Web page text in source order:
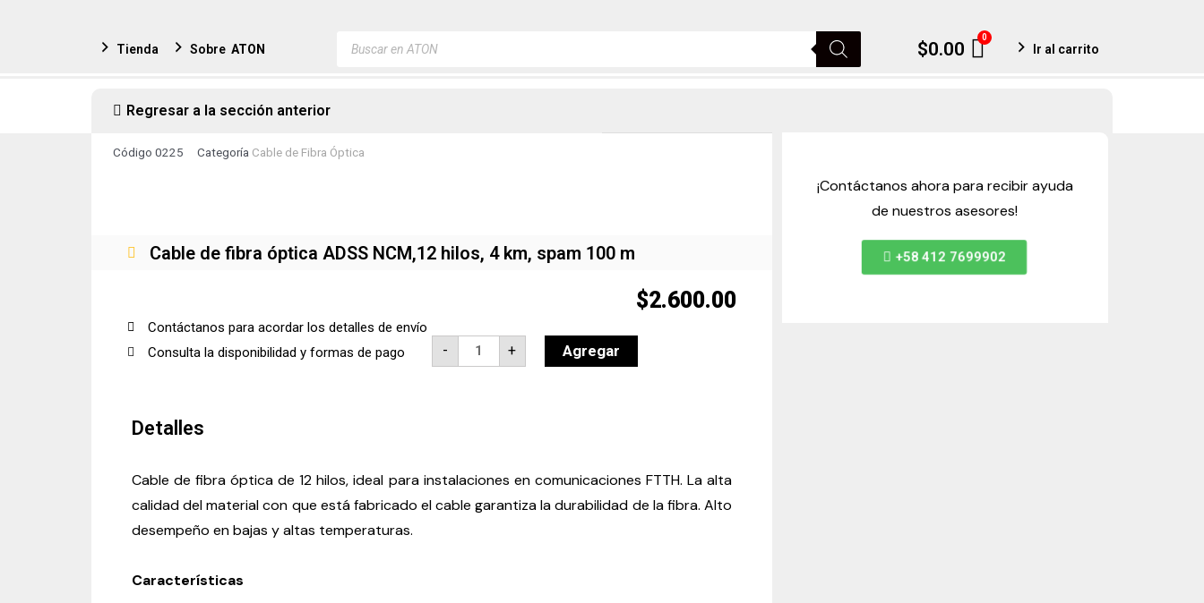
Tienda SobreATON
de
$0.00
0Cart Ir al carrito
Regresar a la sección anterior
Código 0225 Categoría Cable de Fibra Óptica
Cable de fibra óptica ADSS NCM,12 hilos, 4 km, spam 100 m
Contáctanos para acordar los detalles de envío
Consulta la disponibilidad y formas de pago
$2.600.00
-
Cable
fibra
spam
m
+ Agregar
Detalles
Cable de fibra óptica de 12 hilos, ideal para instalaciones en comunicaciones FTTH. La alta
calidad del material con que está fabricado el cable garantiza la durabilidad de la fibra. Alto
desempeño en bajas y altas temperaturas.
Características
¡Contáctanos ahora para recibir ayuda
de nuestros asesores!
+58 412 7699902